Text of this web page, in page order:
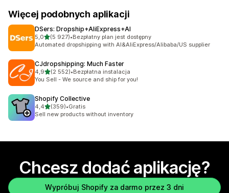
Więcej podobnych aplikacji
DSers: Dropship+AliExpress+AI
5,0na 5 gwiazdek
(5 927)
Łączna liczba recenzji: 5927
•Bezpłatny plan jest dostępny
Automated dropshipping with AI&AliExpress/Alibaba/US supplier
CJdropshipping: Much Faster
4,9na 5 gwiazdek
(2 552)
Łączna liczba recenzji: 2552
•Bezpłatna instalacja
You Sell - We source and ship for you!
Shopify Collective
4,4na 5 gwiazdek
(359)
Łączna liczba recenzji: 359
•Gratis
Sell new products without inventory
Chcesz dodać aplikację?
Wypróbuj Shopify za darmo przez 3 dni